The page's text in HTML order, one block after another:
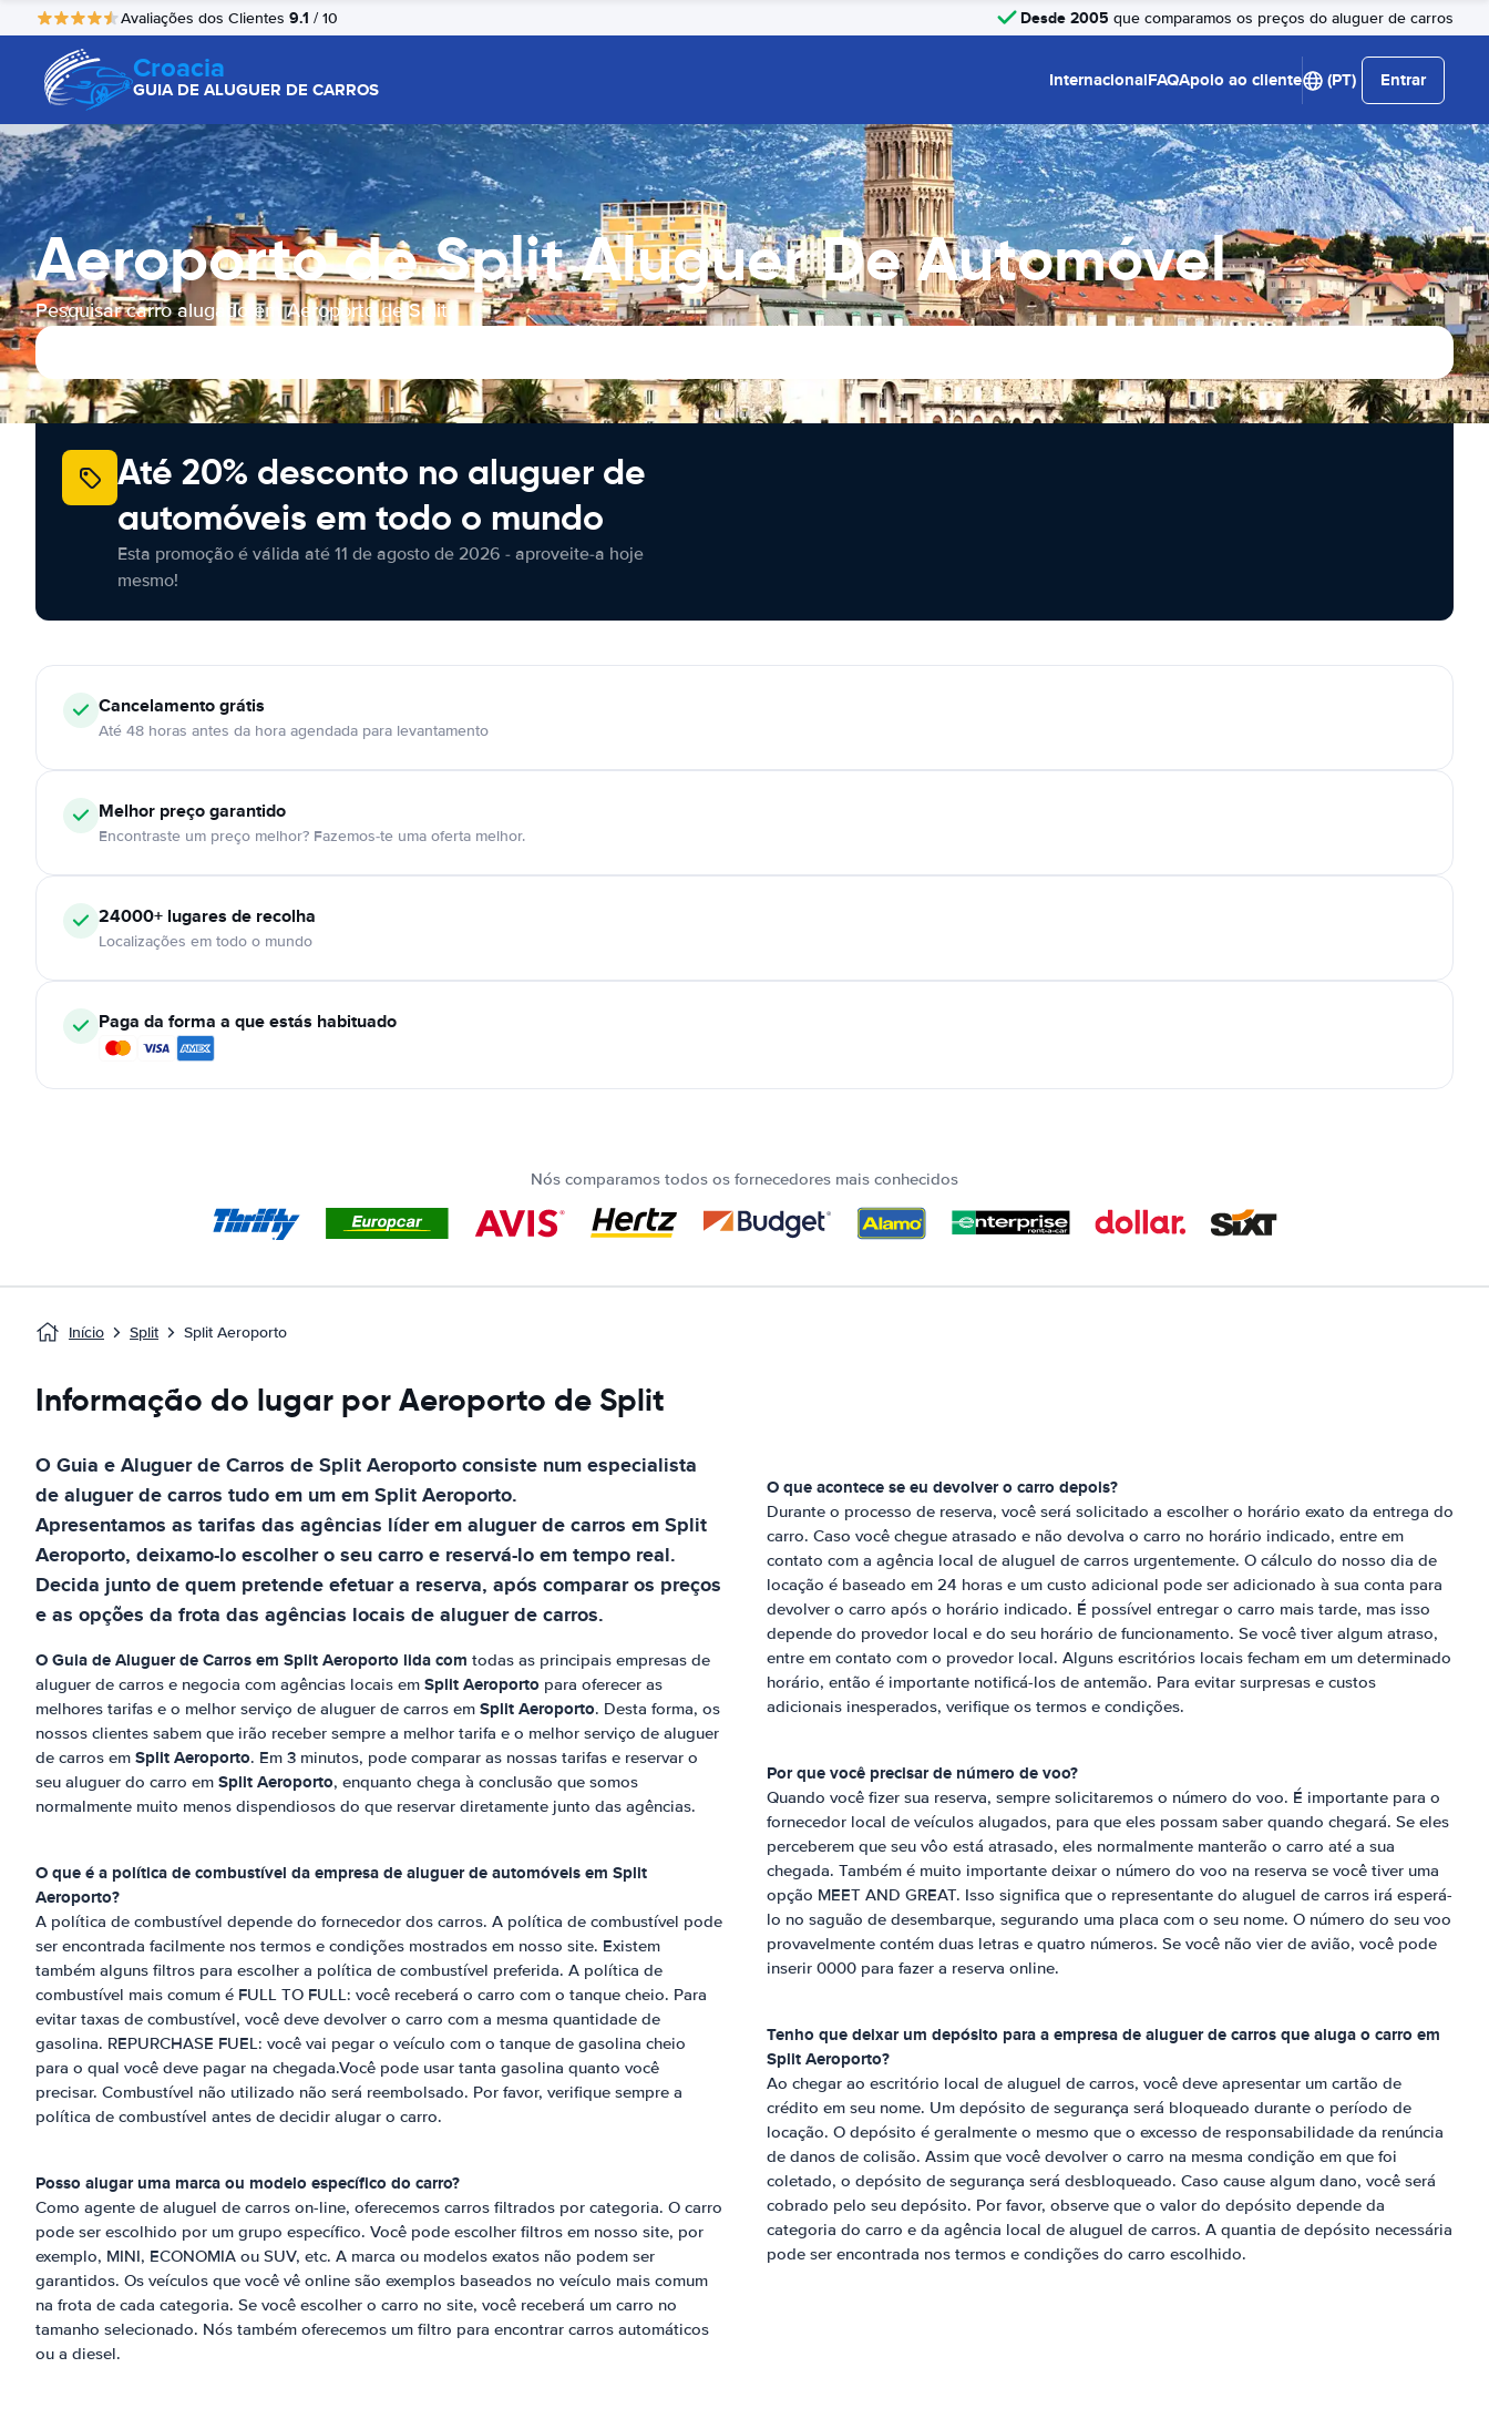
Avaliações dos Clientes 9.1 / 10 Desde 2005 que comparamos os preços do aluguer de carros
Croacia
GUIA DE ALUGUER DE CARROS InternacionalFAQApoio ao cliente (PT) Entrar
Aeroporto de Split Aluguer De Automóvel
Pesquisar carro alugado em Aeroporto de Split
Até 20% desconto no aluguer de
automóveis em todo o mundo
Esta promoção é válida até 11 de agosto de 2026 - aproveite-a hoje
mesmo!
Cancelamentográtis
Até 48 horas antes da hora agendada para levantamento
Melhor preço garantido
Encontraste um preço melhor? Fazemos-te uma oferta melhor.
24000+ lugares de recolha
Localizações em todo o mundo
Paga da forma a que estás habituado
Nós comparamos todos os fornecedores mais conhecidos
Início Split Split Aeroporto
Informação do lugar por Aeroporto de Split
O Guia e Aluguer de Carros deSplit Aeroportoconsiste num especialista
de aluguer de carros tudo em umemSplit Aeroporto.
Apresentamos as tarifas das agências líder em aluguer de carros emSplit
Aeroporto, deixamo-lo escolher o seu carro e reservá-lo em tempo real.
Decida junto de quem pretende efetuar a reserva, após comparar os preços
e as opções da frota das agências locais de aluguer de carros.
O Guia de Aluguer de Carros em Split Aeroporto lida com todas as principais empresas de
aluguer de carros e negocia com agências locais em Split Aeroporto para oferecer as
melhores tarifas e o melhor serviço de aluguer de carros em Split Aeroporto. Desta forma, os
nossos clientes sabem que irão receber sempre a melhor tarifa e o melhor serviço de aluguer
de carros em Split Aeroporto. Em 3 minutos, pode comparar as nossas tarifas e reservar o
seu aluguer do carro em Split Aeroporto, enquanto chega à conclusão que somos
normalmente muito menos dispendiosos do que reservar diretamente junto das agências.
O que é a política de combustível da empresa de aluguer de automóveis em Split
Aeroporto?
A política de combustível depende do fornecedor dos carros. A política de combustível pode
ser encontrada facilmente nos termos e condições mostrados em nosso site. Existem
também alguns filtros para escolher a política de combustível preferida. A política de
combustível mais comum é FULL TO FULL: você receberá o carro com o tanque cheio. Para
evitar taxas de combustível, você deve devolver o carro com a mesma quantidade de
gasolina. REPURCHASE FUEL: você vai pegar o veículo com o tanque de gasolina cheio
para o qual você deve pagar na chegada.Você pode usar tanta gasolina quanto você
precisar. Combustível não utilizado não será reembolsado. Por favor, verifique sempre a
política de combustível antes de decidir alugar o carro.
Posso alugar uma marca ou modelo específico do carro?
Como agente de aluguel de carros on-line, oferecemos carros filtrados por categoria. O carro
pode ser escolhido por um grupo específico. Você pode escolher filtros em nosso site, por
exemplo, MINI, ECONOMIA ou SUV, etc. A marca ou modelos exatos não podem ser
garantidos. Os veículos que você vê online são exemplos baseados no veículo mais comum
na frota de cada categoria. Se você escolher o carro no site, você receberá um carro no
tamanho selecionado. Nós também oferecemos um filtro para encontrar carros automáticos
ou a diesel.
O que acontece se eu devolver o carro depois?
Durante o processo de reserva, você será solicitado a escolher o horário exato da entrega do
carro. Caso você chegue atrasado e não devolva o carro no horário indicado, entre em
contato com a agência local de aluguel de carros urgentemente. O cálculo do nosso dia de
locação é baseado em 24 horas e um custo adicional pode ser adicionado à sua conta para
devolver o carro após o horário indicado. É possível entregar o carro mais tarde, mas isso
depende do provedor local e do seu horário de funcionamento. Se você tiver algum atraso,
entre em contato com o provedor local. Alguns escritórios locais fecham em um determinado
horário, então é importante notificá-los de antemão. Para evitar surpresas e custos
adicionais inesperados, verifique os termos e condições.
Por que você precisar de número de voo?
Quando você fizer sua reserva, sempre solicitaremos o número do voo. É importante para o
fornecedor local de veículos alugados, para que eles possam saber quando chegará. Se eles
perceberem que seu vôo está atrasado, eles normalmente manterão o carro até a sua
chegada. Também é muito importante deixar o número do voo na reserva se você tiver uma
opção MEET AND GREAT. Isso significa que o representante do aluguel de carros irá esperá-
lo no saguão de desembarque, segurando uma placa com o seu nome. O número do seu voo
provavelmente contém duas letras e quatro números. Se você não vier de avião, você pode
inserir 0000 para fazer a reserva online.
Tenho que deixar um depósito para a empresa de aluguer de carros que aluga o carro em
Split Aeroporto?
Ao chegar ao escritório local de aluguel de carros, você deve apresentar um cartão de
crédito em seu nome. Um depósito de segurança será bloqueado durante o período de
locação. O depósito é geralmente o mesmo que o excesso de responsabilidade da renúncia
de danos de colisão. Assim que você devolver o carro na mesma condição em que foi
coletado, o depósito de segurança será desbloqueado. Caso cause algum dano, você será
cobrado pelo seu depósito. Por favor, observe que o valor do depósito depende da
categoria do carro e da agência local de aluguel de carros. A quantia de depósito necessária
pode ser encontrada nos termos e condições do carro escolhido.